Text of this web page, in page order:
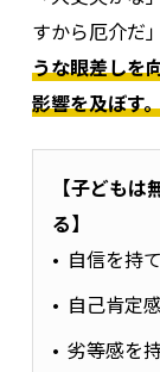
すから厄介だ
うな眼差しを
影響を及ぼす
【子ども
る】
自信を持
自己肯定
劣等感を